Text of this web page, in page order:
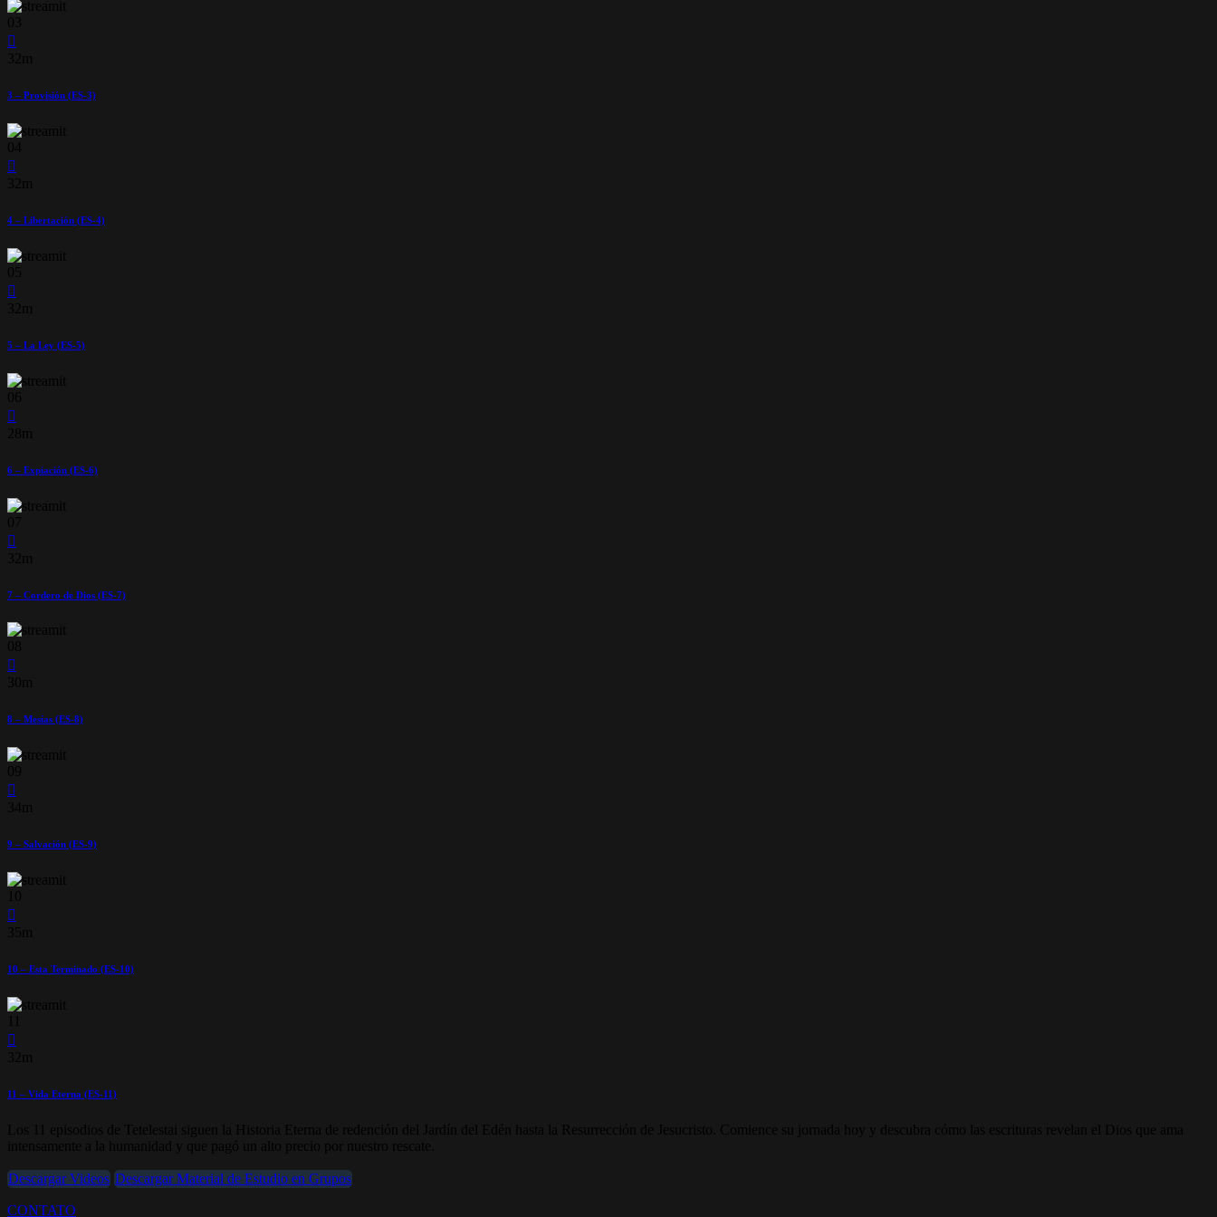
3 – Provisión (ES-3)
4 – Libertación (ES-4)
5 – La Ley (ES-5)
6 – Expiación (ES-6)
7 – Cordero de Dios (ES-7)
8 – Mesías (ES-8)
9 – Salvación (ES-9)
10 – Esta Terminado (ES-10)
11 – Vida Eterna (ES-11)
Descargar Videos Descargar Material de Estudio en Grupos
CONTATO